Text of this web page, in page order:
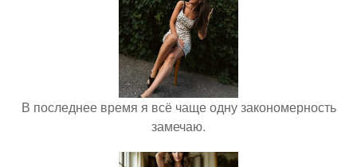
В последнее время я всё чаще одну закономерность
замечаю.